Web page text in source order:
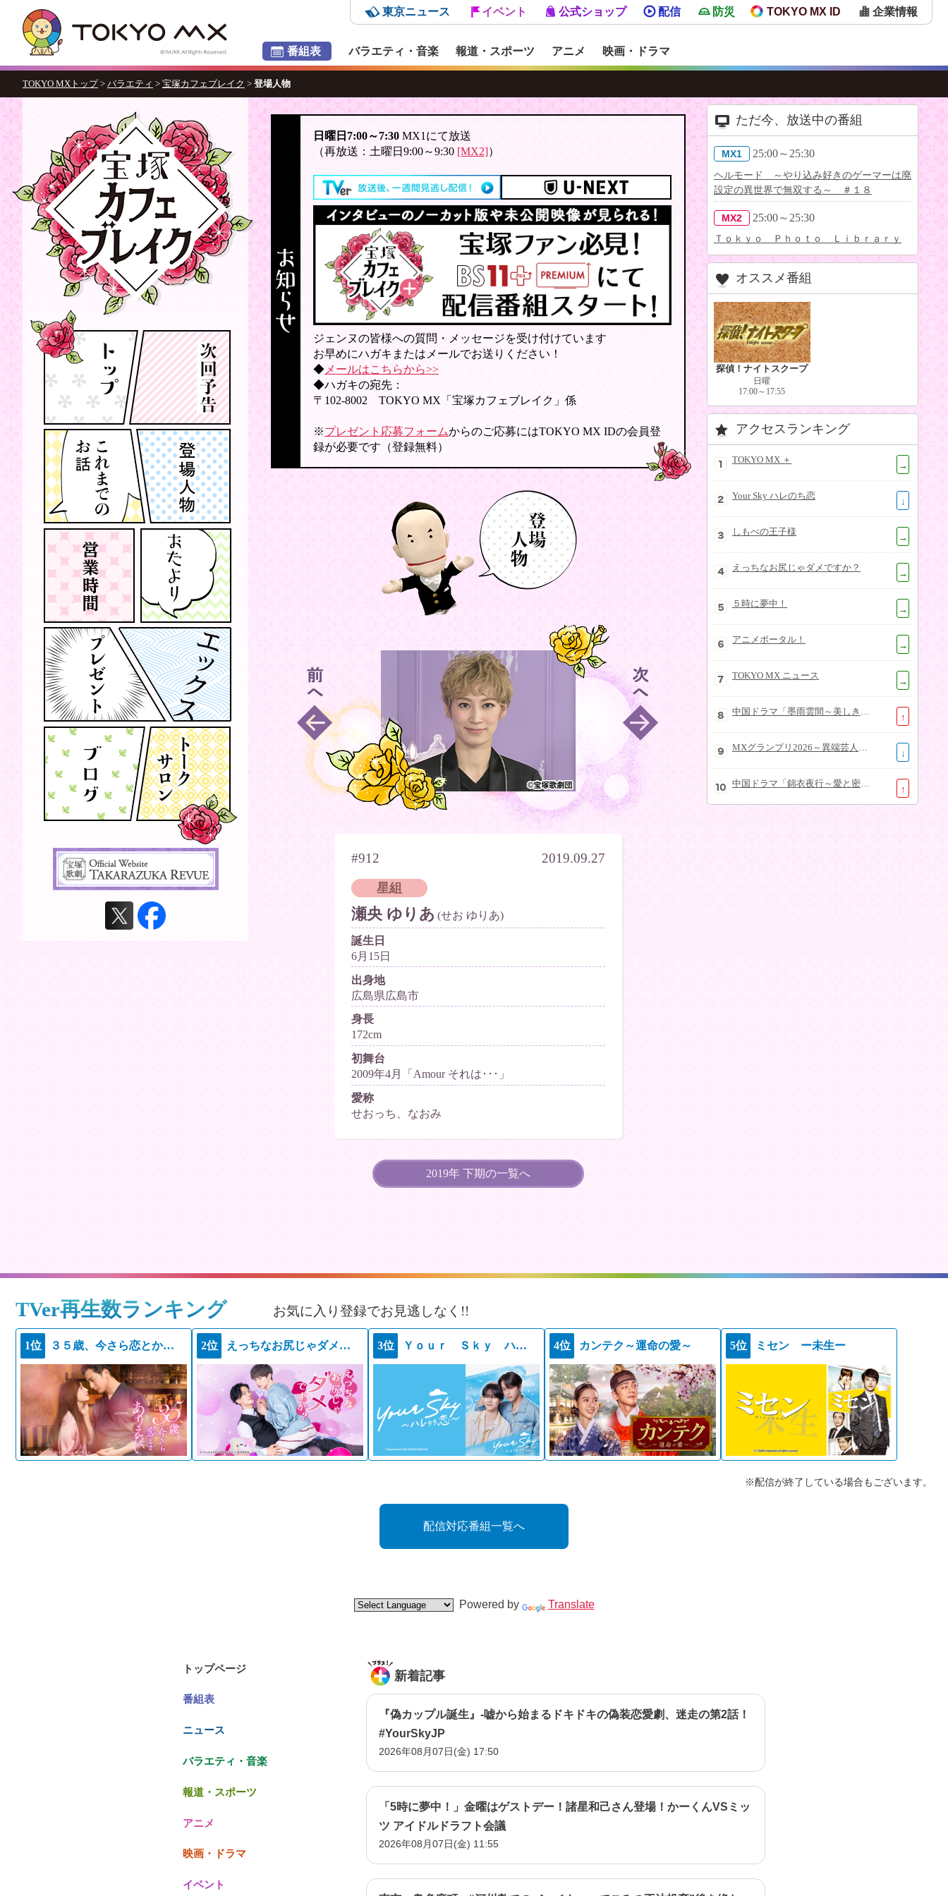
番組表 バラエティ・音楽 報道・スポーツ アニメ 映画・ドラマ
東京ニュース イベント 公式ショップ 配信 防災 TOKYO MX ID 企業情報
TOKYO MXトップ > バラエティ > 宝塚カフェブレイク > 登場人物
日曜日7:00～7:30 MX1にて放送
（再放送：土曜日9:00～9:30 [MX2]）
ジェンヌの皆様への質問・メッセージを受け付けています
お早めにハガキまたはメールでお送りください！
◆ メールはこちらから>>
◆ハガキの宛先：
〒102-8002 TOKYO MX「宝塚カフェブレイク」係
※プレゼント応募フォームからのご応募にはTOKYO MX IDの会員登
録が必要です（登録無料）
#912 2019.09.27
星組
瀬央 ゆりあ (せお ゆりあ)
誕生日
6月15日
出身地
広島県広島市
身長
172cm
初舞台
2009年4月「Amour それは･･･」
愛称
せおっち、なおみ
2019年 下期の一覧へ
ただ今、放送中の番組
MX1 25:00～25:30
ヘルモード ～やり込み好きのゲーマーは廃
設定の異世界で無双する～ ＃１８
MX2 25:00～25:30
Ｔｏｋｙｏ Ｐｈｏｔｏ Ｌｉｂｒａｒｙ
オススメ番組
探偵！ナイトスクープ
日曜
17:00～17:55
アクセスランキング
TOKYO MX ＋
→
Your Sky ハレのち恋
↓
しもべの王子様
→
えっちなお尻じゃダメですか？
→
５時に夢中！
→
アニメポータル！
→
TOKYO MX ニュース
→
↑
↓
↑
TVer再生数ランキング お気に入り登録でお見逃しなく!!
1位 ３５歳、今さら恋とかありえない 2位 えっちなお尻じゃダメですか？ 3位 Ｙｏｕｒ Ｓｋｙ ハレのち恋 4位 カンテク～運命の愛～ 5位 ミセン ー未生ー
※配信が終了している場合もございます。
配信対応番組一覧へ
Powered by Translate
トップページ
番組表
ニュース
バラエティ・音楽
報道・スポーツ
アニメ
映画・ドラマ
イベント
新着記事
『偽カップル誕生』-嘘から始まるドキドキの偽装恋愛劇、迷走の第2話！
#YourSkyJP
2026年08月07日(金) 17:50
「5時に夢中！」金曜はゲストデー！諸星和己さん登場！かーくんVSミッ
ツ アイドルドラフト会議
2026年08月07日(金) 11:55